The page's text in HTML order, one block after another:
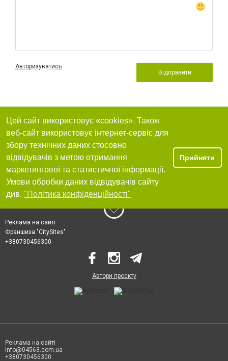
Авторизуватись
Відправити
Цей сайт використовує «cookies». Також
веб-сайт використовує інтернет-сервіс для
збору технічних даних стосовно
відвідувачів з метою отримання
маркетингової та статистичної інформації.
Умови обробки даних відвідувачів сайту
див. "Політика конфіденційності"
Прийняти
Реклама на сайті
Франшиза "CitySites"
+380730456300
Автори проєкту
Реклама на сайті
info@04563.com.ua
+380730456300